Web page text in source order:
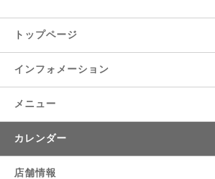
トップページ
インフォメーション
メニュー
カレンダー
店舗情報